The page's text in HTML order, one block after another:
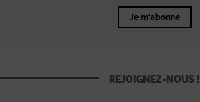
Je m'abonne
REJOIGNEZ-NOUS !